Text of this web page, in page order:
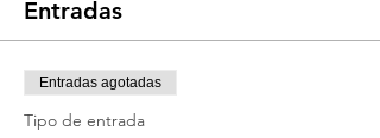
Entradas
Entradas agotadas
Tipo de entrada